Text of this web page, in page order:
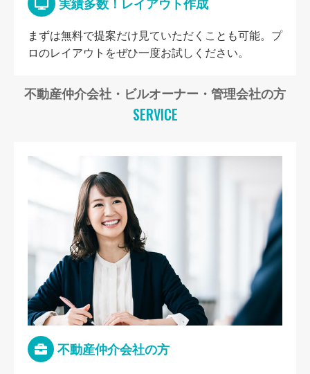
実績多数！レイアウト作成
まずは無料で提案だけ見ていただくことも可能。プ
ロのレイアウトをぜひ一度お試しください。
不動産仲介会社・ビルオーナー・管理会社の方
SERVICE
不動産仲介会社の方